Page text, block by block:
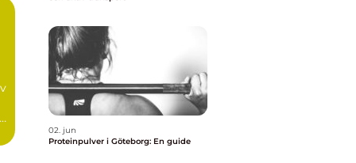
02. jun
Proteinpulver i Göteborg: En guide